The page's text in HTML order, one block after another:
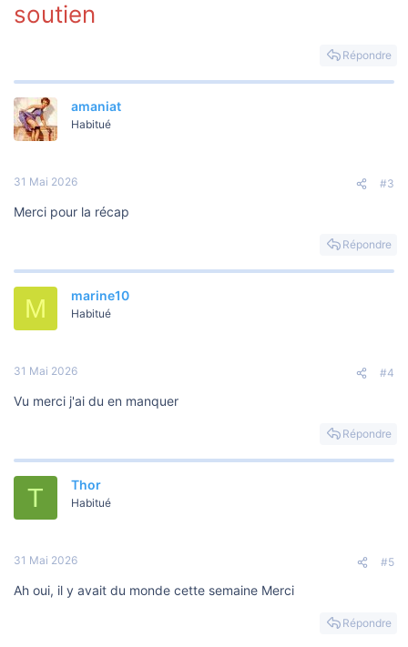
soutien
Répondre
amaniat
Habitué
31 Mai 2026 #3
Merci pour la récap
Répondre
M marine10
Habitué
31 Mai 2026 #4
Vu merci j'ai du en manquer
Répondre
T Thor
Habitué
31 Mai 2026 #5
Ah oui, il y avait du monde cette semaine Merci
Répondre